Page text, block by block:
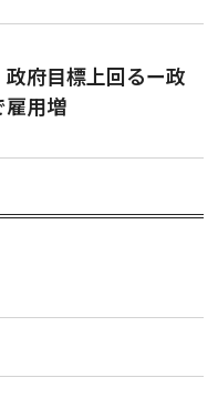
政府目標上回るー政
雇用増